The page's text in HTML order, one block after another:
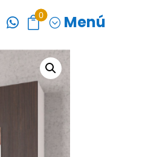
 
0
; Menú